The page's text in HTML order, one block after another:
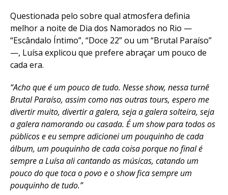
Questionada pelo sobre qual atmosfera definia
melhor a noite de Dia dos Namorados no Rio —
“Escândalo Íntimo”, “Doce 22” ou um “Brutal Paraíso”
—, Luísa explicou que prefere abraçar um pouco de
cada era.
“Acho que é um pouco de tudo. Nesse show, nessa turnê
Brutal Paraíso, assim como nas outras tours, espero me
divertir muito, divertir a galera, seja a galera solteira, seja
a galera namorando ou casada. É um show para todos os
públicos e eu sempre adicionei um pouquinho de cada
álbum, um pouquinho de cada coisa porque no final é
sempre a Luísa ali cantando as músicas, catando um
pouco do que toca o povo e o show fica sempre um
pouquinho de tudo.”